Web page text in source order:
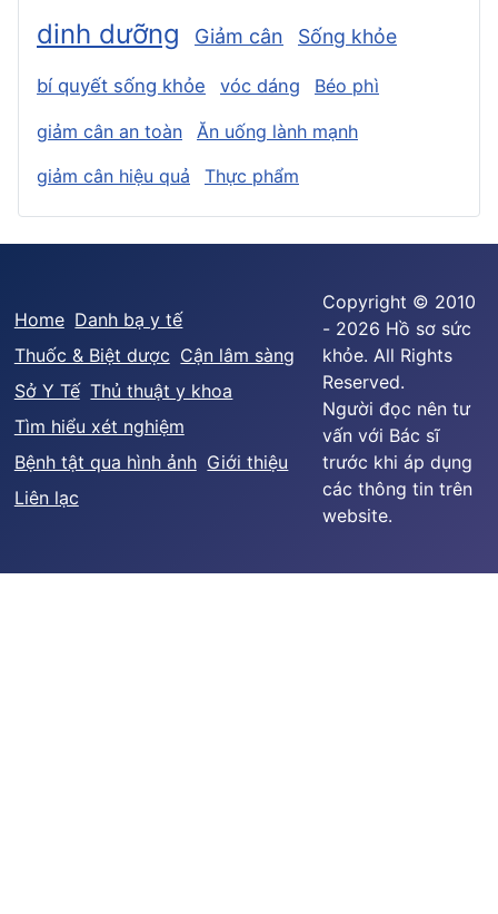
dinh dưỡng Giảm cân Sống khỏe
bí quyết sống khỏe vóc dáng Béo phì
giảm cân an toàn
Ăn uống lành mạnh
giảm cân hiệu quả
Thực phẩm
Home Danh bạ y tế
Thuốc & Biệt dược Cận lâm sàng
Sở Y Tế Thủ thuật y khoa
Tìm hiểu xét nghiệm
Bệnh tật qua hình ảnh Giới thiệu
Liên lạc
Copyright © 2010
- 2026 Hồ sơ sức
khỏe. All Rights
Reserved.
Người đọc nên tư
vấn với Bác sĩ
trước khi áp dụng
các thông tin trên
website.